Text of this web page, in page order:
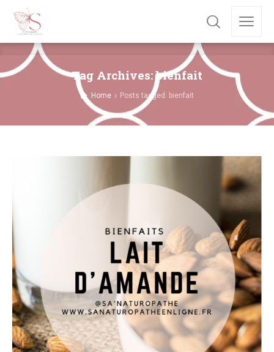
Tag Archives: bienfait
Home Posts tagged: bienfait